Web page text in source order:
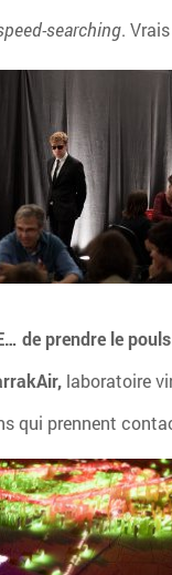
searching.
de prendre le
laboratoire
qui prennent